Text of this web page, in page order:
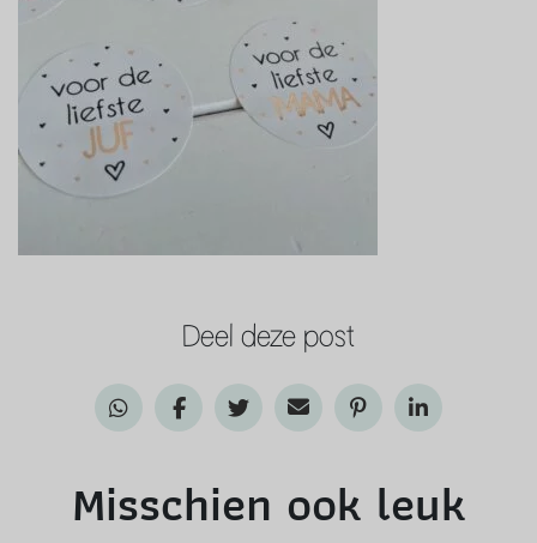
Deel deze post
Misschien ook leuk